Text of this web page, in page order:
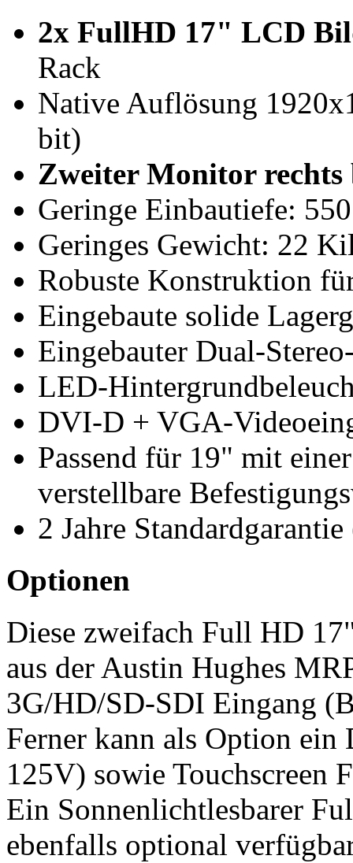
2x FullHD 17" LCD
Rack
Native Auflösung
bit)
Zweiter Monitor rechts
Geringe Einbautiefe:
Geringes Gewicht: 22
Robuste Konstruktion
Eingebaute solide
Eingebauter Dual-
LED-
DVI-D + VGA-
Passend für 19" mit
verstellbare
2 Jahre
Optionen
Diese zweifach Full HD
aus der Austin Hughes
3G/HD/SD-SDI Eingang
Ferner kann als Option
125V) sowie Touchscreen
Ein Sonnenlichtlesbarer
ebenfalls optional